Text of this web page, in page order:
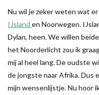
Nu wil je zeker weten wat
IJsland en Noorwegen.
Dylan, heen. We willen
het Noorderlicht zou ik
mij al heel lang. De oudste
de jongste naar Afrika. Dus
mijn wensenlijstje. Nu hoor